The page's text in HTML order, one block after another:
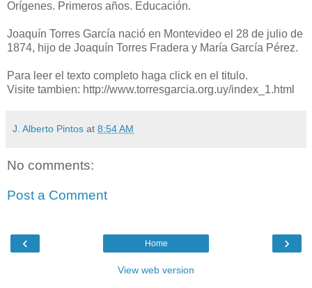
Orígenes. Primeros años. Educación.
Joaquín Torres García nació en Montevideo el 28 de julio de
1874, hijo de Joaquín Torres Fradera y María García Pérez.
Para leer el texto completo haga click en el titulo.
Visite tambien: http://www.torresgarcia.org.uy/index_1.html
J. Alberto Pintos at 8:54 AM
No comments:
Post a Comment
‹ ›
Home
View web version